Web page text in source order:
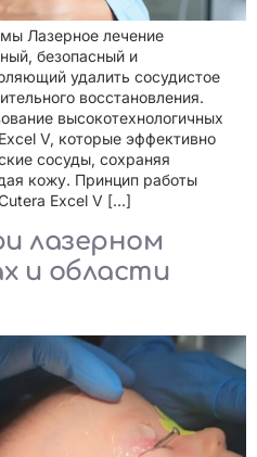
Лазерное лечение
безопасный и
удалить сосудистое
восстановления.
высокотехнологичных
V, которые эффективно
сосуды, сохраняя
кожу. Принцип работы
Excel V […]
лазерном
и области